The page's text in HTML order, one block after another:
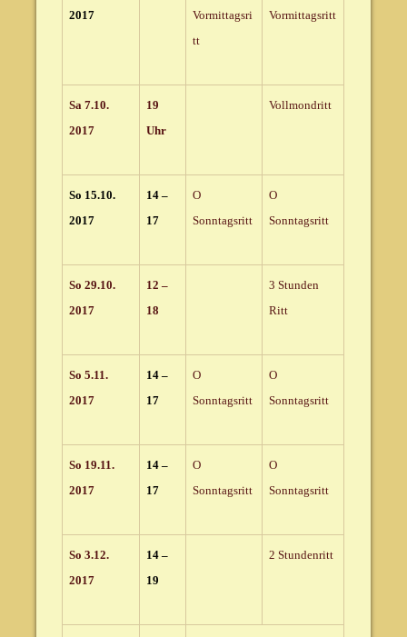
2017
Vormittagsri
tt
Vormittagsritt
Sa 7.10.
2017
19
Uhr
Vollmondritt
So 15.10.
2017
14 –
17
O
Sonntagsritt
O
Sonntagsritt
So 29.10.
2017
12 –
18
3 Stunden
Ritt
So 5.11.
2017
14 –
17
O
Sonntagsritt
O
Sonntagsritt
So 19.11.
2017
14 –
17
O
Sonntagsritt
O
Sonntagsritt
So 3.12.
2017
14 –
19
2 Stundenritt